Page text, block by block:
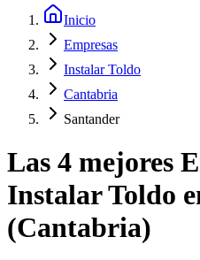
Inicio
Empresas
Instalar Toldo
Cantabria
Santander
Las 4 mejores
Instalar Toldo
(Cantabria)